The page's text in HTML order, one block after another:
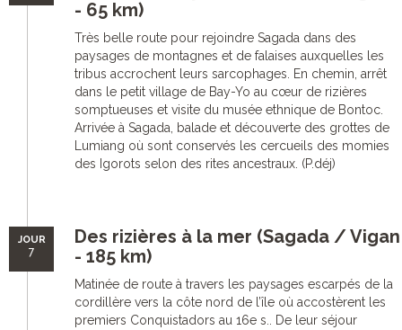
- 65 km)
Très belle route pour rejoindre Sagada dans des
paysages de montagnes et de falaises auxquelles les
tribus accrochent leurs sarcophages. En chemin, arrêt
dans le petit village de Bay-Yo au cœur de rizières
somptueuses et visite du musée ethnique de Bontoc.
Arrivée à Sagada, balade et découverte des grottes de
Lumiang où sont conservés les cercueils des momies
des Igorots selon des rites ancestraux. (P.déj)
JOUR
7
Des rizières à la mer (Sagada / Vigan
- 185 km)
Matinée de route à travers les paysages escarpés de la
cordillère vers la côte nord de l’île où accostèrent les
premiers Conquistadors au 16e s.. De leur séjour